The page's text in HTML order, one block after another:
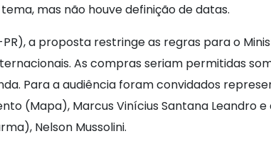
mas não houve definição de datas.
a proposta restringe as regras para o
As compras seriam permitidas
Para a audiência foram convidados
(Mapa), Marcus Vinícius Santana Leandro
Nelson Mussolini.